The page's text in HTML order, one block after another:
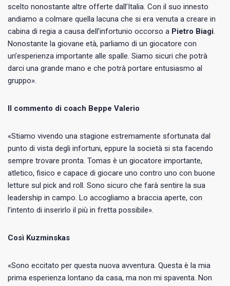
scelto nonostante altre offerte dall’Italia. Con il suo innesto
andiamo a colmare quella lacuna che si era venuta a creare in
cabina di regia a causa dell’infortunio occorso a Pietro Biagi.
Nonostante la giovane età, parliamo di un giocatore con
un’esperienza importante alle spalle. Siamo sicuri che potrà
darci una grande mano e che potrà portare entusiasmo al
gruppo».
Il commento di coach Beppe Valerio
«Stiamo vivendo una stagione estremamente sfortunata dal
punto di vista degli infortuni, eppure la società si sta facendo
sempre trovare pronta. Tomas è un giocatore importante,
atletico, fisico e capace di giocare uno contro uno con buone
letture sul pick and roll. Sono sicuro che farà sentire la sua
leadership in campo. Lo accogliamo a braccia aperte, con
l’intento di inserirlo il più in fretta possibile».
Così Kuzminskas
«Sono eccitato per questa nuova avventura. Questa è la mia
prima esperienza lontano da casa, ma non mi spaventa. Non